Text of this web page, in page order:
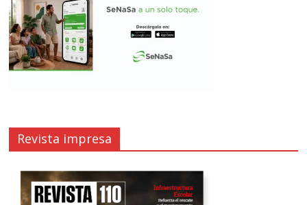
Revista impresa